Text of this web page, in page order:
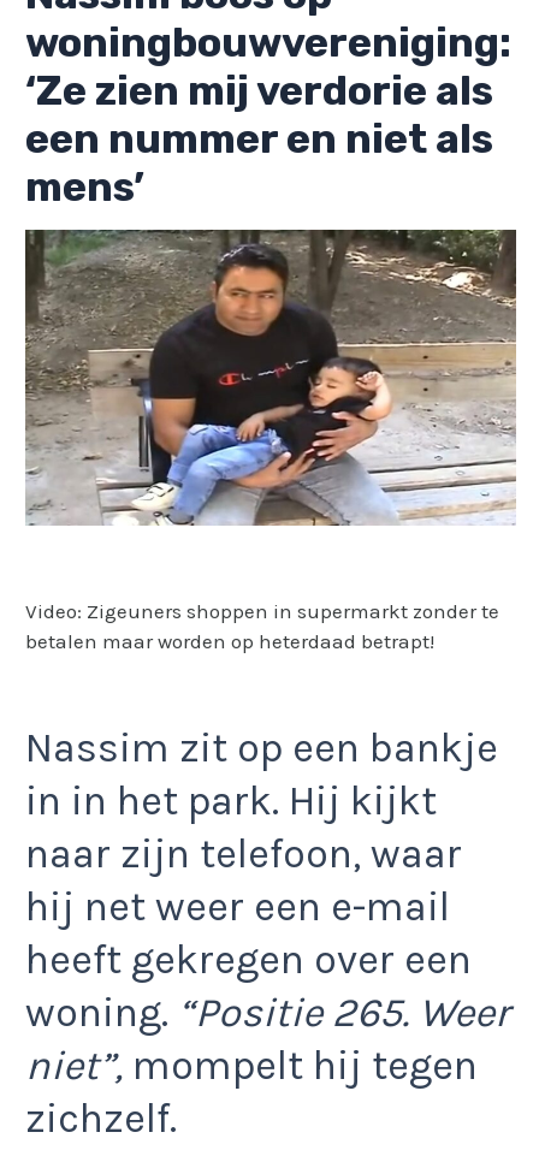
woningbouwvereniging:
‘Ze zien mij verdorie als
een nummer en niet als
mens’
Video: Zigeuners shoppen in supermarkt zonder te
betalen maar worden op heterdaad betrapt!
Nassim zit op een bankje
in in het park. Hij kijkt
naar zijn telefoon, waar
hij net weer een e-mail
heeft gekregen over een
woning. “Positie 265. Weer
niet”, mompelt hij tegen
zichzelf.